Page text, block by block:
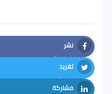
نشر
Facebook
تغريد
Twitter
مشاركة